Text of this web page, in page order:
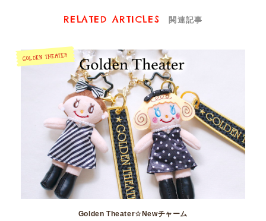
RELATED ARTICLES 関連記事
Golden Theater☆Newチャーム